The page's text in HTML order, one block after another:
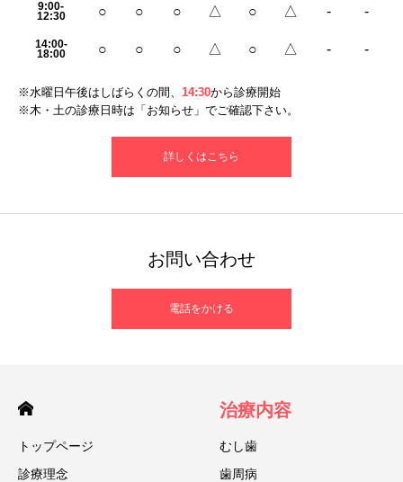
9:00-
12:30
○ ○ ○ △ ○ △ - -
14:00-
18:00
○ ○ ○ △ ○ △ - -
※水曜日午後はしばらくの間、 14:30から診療開始
※木・土の診療日時は「お知らせ」でご確認下さい。
詳しくはこちら
お問い合わせ
電話をかける
トップページ
診療理念
治療内容
むし歯
歯周病